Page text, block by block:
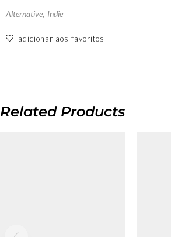
Alternative, Indie
adicionar aos favoritos
Related Products